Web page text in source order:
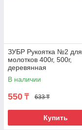
ЗУБР Рукоятка №2 для
молотков 400г, 500г,
деревянная
В наличии
550 ₸ 633 ₸
Купить